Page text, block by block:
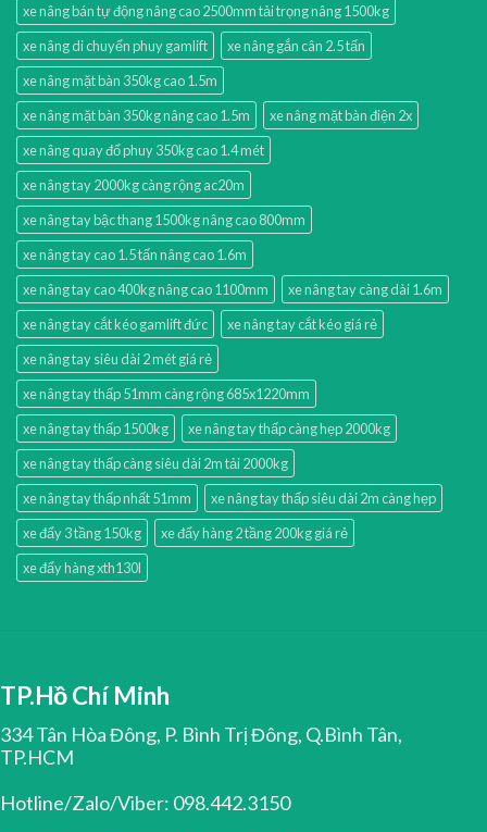
xe nâng bán tự động nâng cao 2500mm tải trọng nâng 1500kg
xe nâng di chuyển phuy gamlift
xe nâng gắn cân 2.5 tấn
xe nâng mặt bàn 350kg cao 1.5m
xe nâng mặt bàn 350kg nâng cao 1.5m
xe nâng mặt bàn điện 2x
xe nâng quay đổ phuy 350kg cao 1.4 mét
xe nâng tay 2000kg càng rộng ac20m
xe nâng tay bậc thang 1500kg nâng cao 800mm
xe nâng tay cao 1.5 tấn nâng cao 1.6m
xe nâng tay cao 400kg nâng cao 1100mm
xe nâng tay càng dài 1.6m
xe nâng tay cắt kéo gamlift đức
xe nâng tay cắt kéo giá rẻ
xe nâng tay siêu dài 2 mét giá rẻ
xe nâng tay thấp 51mm càng rộng 685x1220mm
xe nâng tay thấp 1500kg
xe nâng tay thấp càng hẹp 2000kg
xe nâng tay thấp càng siêu dài 2m tải 2000kg
xe nâng tay thấp nhất 51mm
xe nâng tay thấp siêu dài 2m càng hẹp
xe đẩy 3 tầng 150kg
xe đẩy hàng 2 tầng 200kg giá rẻ
xe đẩy hàng xth130l
TP.Hồ Chí Minh
334 Tân Hòa Đông, P. Bình Trị Đông, Q.Bình Tân,
TP.HCM
Hotline/Zalo/Viber: 098.442.3150